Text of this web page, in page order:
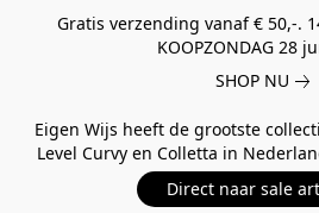
Gratis verzending vanaf € 50,-.
KOOPZONDAG 28
SHOP NU
Eigen Wijs heeft de grootste
Level Curvy en Colletta in
Direct naar sale